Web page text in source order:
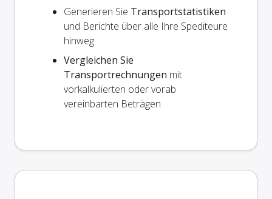
Generieren Sie Transportstatistiken
und Berichte über alle Ihre Spediteure
hinweg
Vergleichen Sie
Transportrechnungen mit
vorkalkulierten oder vorab
vereinbarten Beträgen